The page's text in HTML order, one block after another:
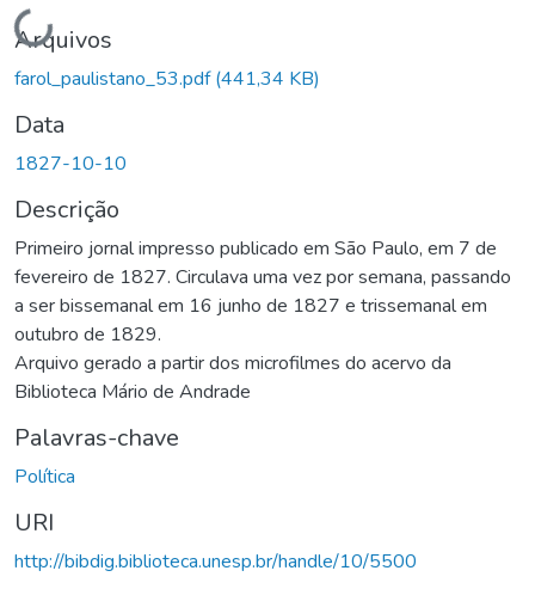
Carregando...
Arquivos
farol_paulistano_53.pdf(441,34 KB)
Data
1827-10-10
Descrição
Primeiro jornal impresso publicado em São Paulo, em 7 de
fevereiro de 1827. Circulava uma vez por semana, passando
a ser bissemanal em 16 junho de 1827 e trissemanal em
outubro de 1829.
Arquivo gerado a partir dos microfilmes do acervo da
Biblioteca Mário de Andrade
Palavras-chave
Política
URI
http://bibdig.biblioteca.unesp.br/handle/10/5500